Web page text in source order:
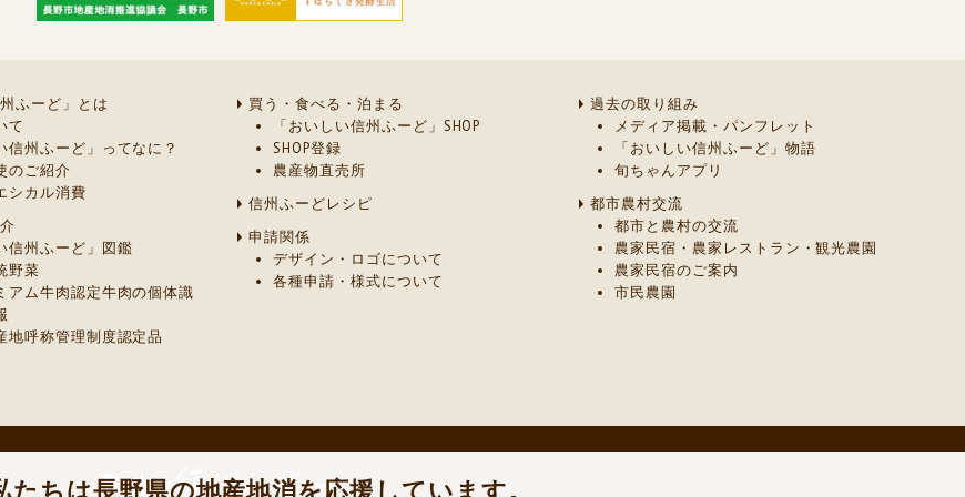
たちは長野県の地産地消を応援しています。
ふーど」とは
て
信州ふーど」ってなに？
のご紹介
シカル消費
信州ふーど」図鑑
野菜
アム牛肉認定牛肉の個体識
地呼称管理制度認定品
買う・食べる・泊まる
「おいしい信州ふーど」SHOP
SHOP登録
農産物直売所
信州ふーどレシピ
申請関係
デザイン・ロゴについて
各種申請・様式について
過去の取り組み
メディア掲載・パンフレット
「おいしい信州ふーど」物語
旬ちゃんアプリ
都市農村交流
都市と農村の交流
農家民宿・農家レストラン・観光農園
農家民宿のご案内
市民農園